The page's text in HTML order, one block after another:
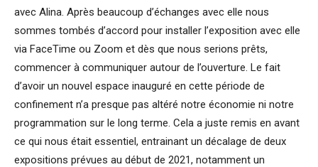
avec Alina. Après beaucoup d’échanges avec elle nous
sommes tombés d’accord pour installer l’exposition avec elle
via FaceTime ou Zoom et dès que nous serions prêts,
commencer à communiquer autour de l’ouverture. Le fait
d’avoir un nouvel espace inauguré en cette période de
confinement n’a presque pas altéré notre économie ni notre
programmation sur le long terme. Cela a juste remis en avant
ce qui nous était essentiel, entrainant un décalage de deux
expositions prévues au début de 2021, notamment un